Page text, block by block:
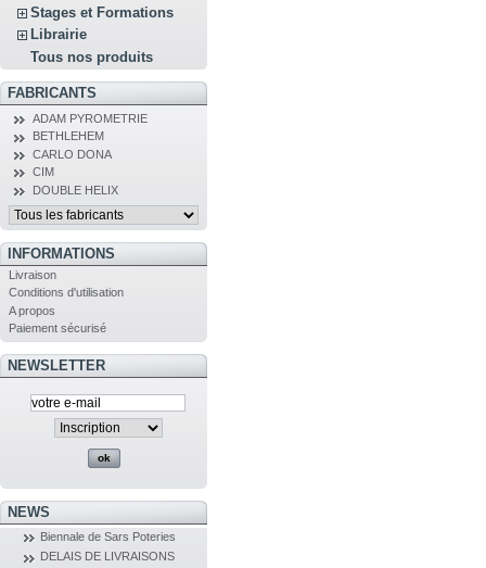
Stages et Formations
Librairie
Tous nos produits
FABRICANTS
ADAM PYROMETRIE
BETHLEHEM
CARLO DONA
CIM
DOUBLE HELIX
INFORMATIONS
Livraison
Conditions d'utilisation
A propos
Paiement sécurisé
NEWSLETTER
NEWS
Biennale de Sars Poteries
DELAIS DE LIVRAISONS